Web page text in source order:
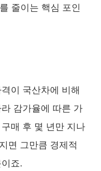
이 국산차에 비해
감가율에 따른 가
매 후 몇 년만 지나
면 그만큼 경제적
죠.